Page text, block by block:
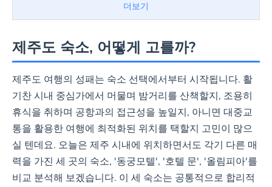
2025년 최근 리모델링, 공항 근
처 우수한 접근성, 24시간 자동
체크인 가능, 무료 Wi-Fi 및 짐보
관, 루프탑 공간
예약하기
더보기
제주도 숙소, 어떻게 고를까?
제주도 여행의 성패는 숙소 선택에서부터 시작됩니다. 활
기찬 시내 중심가에서 머물며 밤거리를 산책할지, 조용히
휴식을 취하며 공항과의 접근성을 높일지, 아니면 대중교
통을 활용한 여행에 최적화된 위치를 택할지 고민이 많으
실 텐데요. 오늘은 제주 시내에 위치하면서도 각기 다른 매
력을 가진 세 곳의 숙소, '동궁모텔', '호텔 문', '올림피아'를
비교 분석해 보겠습니다. 이 세 숙소는 공통적으로 합리적